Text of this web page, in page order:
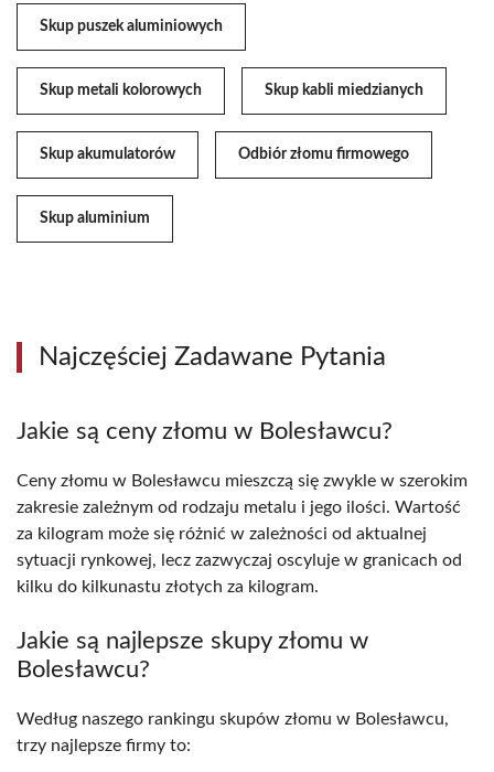
Skup puszek aluminiowych
Skup metali kolorowych Skup kabli miedzianych
Skup akumulatorów Odbiór złomu firmowego
Skup aluminium
Najczęściej Zadawane Pytania
Jakie są ceny złomu w Bolesławcu?
Ceny złomu w Bolesławcu mieszczą się zwykle w szerokim
zakresie zależnym od rodzaju metalu i jego ilości. Wartość
za kilogram może się różnić w zależności od aktualnej
sytuacji rynkowej, lecz zazwyczaj oscyluje w granicach od
kilku do kilkunastu złotych za kilogram.
Jakie są najlepsze skupy złomu w
Bolesławcu?
Według naszego rankingu skupów złomu w Bolesławcu,
trzy najlepsze firmy to: